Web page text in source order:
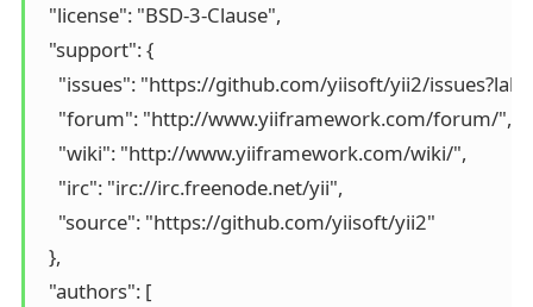
  "license": "BSD-3-Clause",
  "support": {
"issues": "https://github.com/yiisoft/yii2/
    "forum": "http://www.yiiframework.com/forum/",
    "wiki": "http://www.yiiframework.com/wiki/",
    "irc": "irc://irc.freenode.net/yii",
    "source": "https://github.com/yiisoft/yii2"
  },
  "authors": [